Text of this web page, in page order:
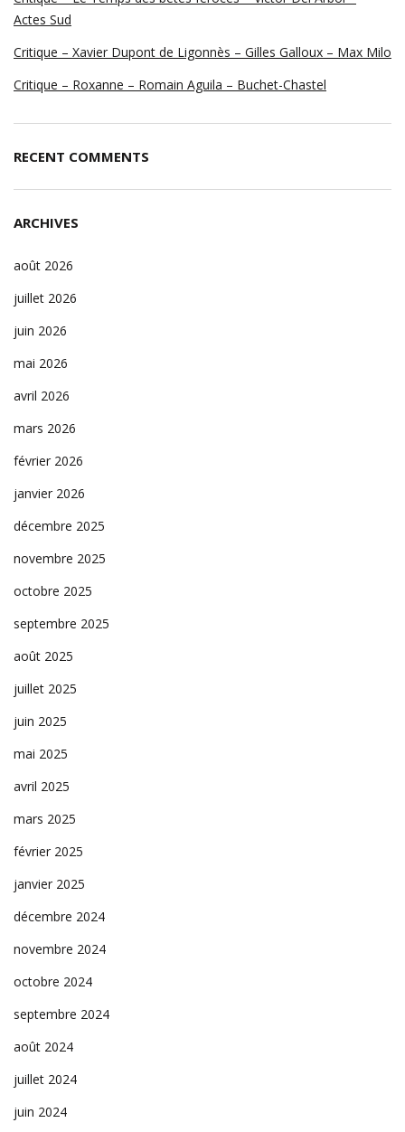
Actes Sud
Critique – Xavier Dupont de Ligonnès – Gilles Galloux – Max Milo
Critique – Roxanne – Romain Aguila – Buchet-Chastel
RECENT COMMENTS
ARCHIVES
août 2026
juillet 2026
juin 2026
mai 2026
avril 2026
mars 2026
février 2026
janvier 2026
décembre 2025
novembre 2025
octobre 2025
septembre 2025
août 2025
juillet 2025
juin 2025
mai 2025
avril 2025
mars 2025
février 2025
janvier 2025
décembre 2024
novembre 2024
octobre 2024
septembre 2024
août 2024
juillet 2024
juin 2024